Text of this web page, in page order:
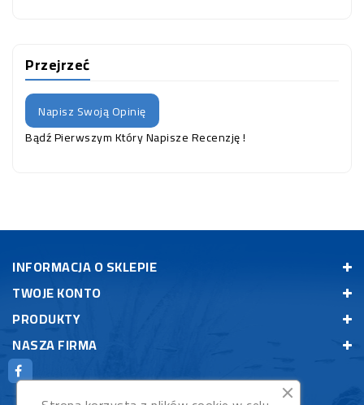
Przejrzeć
Napisz Swoją Opinię
Bądź Pierwszym Który Napisze Recenzję !
INFORMACJA O SKLEPIE
TWOJE KONTO
PRODUKTY
NASZA FIRMA